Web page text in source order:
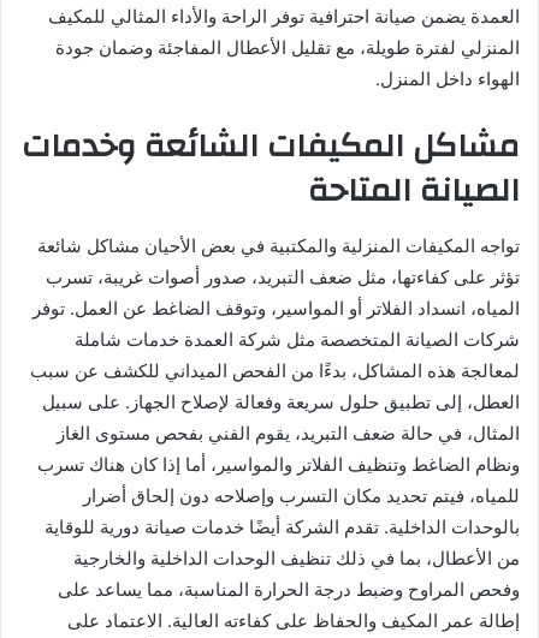
العمدة يضمن صيانة احترافية توفر الراحة والأداء المثالي للمكيف
المنزلي لفترة طويلة، مع تقليل الأعطال المفاجئة وضمان جودة
الهواء داخل المنزل.
مشاكل المكيفات الشائعة وخدمات
الصيانة المتاحة
تواجه المكيفات المنزلية والمكتبية في بعض الأحيان مشاكل شائعة
تؤثر على كفاءتها، مثل ضعف التبريد، صدور أصوات غريبة، تسرب
المياه، انسداد الفلاتر أو المواسير، وتوقف الضاغط عن العمل. توفر
شركات الصيانة المتخصصة مثل شركة العمدة خدمات شاملة
لمعالجة هذه المشاكل، بدءًا من الفحص الميداني للكشف عن سبب
العطل، إلى تطبيق حلول سريعة وفعالة لإصلاح الجهاز. على سبيل
المثال، في حالة ضعف التبريد، يقوم الفني بفحص مستوى الغاز
ونظام الضاغط وتنظيف الفلاتر والمواسير، أما إذا كان هناك تسرب
للمياه، فيتم تحديد مكان التسرب وإصلاحه دون إلحاق أضرار
بالوحدات الداخلية. تقدم الشركة أيضًا خدمات صيانة دورية للوقاية
من الأعطال، بما في ذلك تنظيف الوحدات الداخلية والخارجية
وفحص المراوح وضبط درجة الحرارة المناسبة، مما يساعد على
إطالة عمر المكيف والحفاظ على كفاءته العالية. الاعتماد على